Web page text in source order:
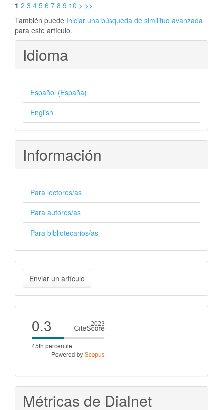
1 2 3 4 5 6 7 8 9 10 > >>
También puede Iniciar una búsqueda de similitud avanzada
para este artículo.
Idioma
Español (España)
English
Información
Para lectores/as
Para autores/as
Para bibliotecarios/as
Enviar
un
artículo
Enviar un artículo
Cite
score
Métricas de Dialnet